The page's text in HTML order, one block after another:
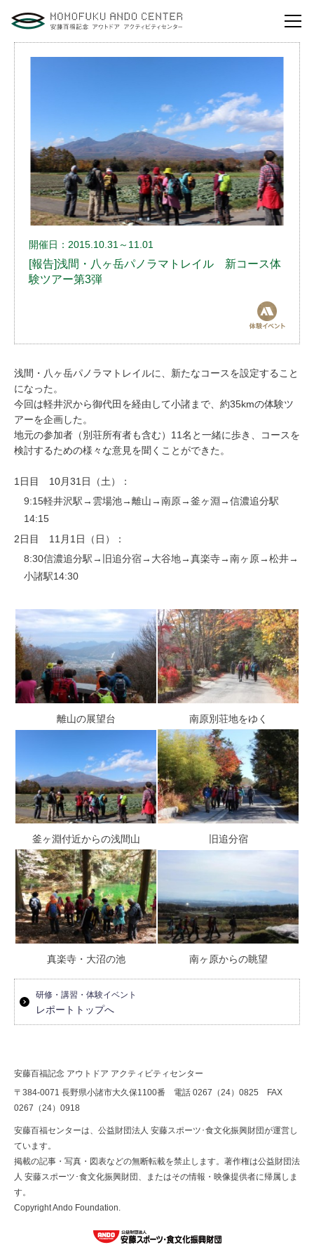
役割とビジョン
研修・講演
体験イベント
安藤百福センターのご案内
アクセスマップ
よくあるご質問
開催日：2015.10.31～11.01
[報告]浅間・八ヶ岳パノラマトレイル 新コース体
験ツアー第3弾
浅間・八ヶ岳パノラマトレイルに、新たなコースを設定すること
になった。
今回は軽井沢から御代田を経由して小諸まで、約35kmの体験ツ
アーを企画した。
地元の参加者（別荘所有者も含む）11名と一緒に歩き、コースを
検討するための様々な意見を聞くことができた。
1日目 10月31日（土）：
9:15軽井沢駅→雲場池→離山→南原→釜ヶ淵→信濃追分駅
14:15
2日目 11月1日（日）：
8:30信濃追分駅→旧追分宿→大谷地→真楽寺→南ヶ原→松井→
小諸駅14:30
離山の展望台 南原別荘地をゆく
釜ヶ淵付近からの浅間山 旧追分宿
真楽寺・大沼の池 南ヶ原からの眺望
研修・講習・体験イベント
レポートトップへ
安藤百福記念 アウトドア アクティビティセンター
〒384-0071 長野県小諸市大久保1100番 電話 0267（24）0825 FAX
0267（24）0918
安藤百福センターは、公益財団法人 安藤スポーツ･食文化振興財団が運営し
ています。
掲載の記事・写真・図表などの無断転載を禁止します。著作権は公益財団法
人 安藤スポーツ･食文化振興財団、またはその情報・映像提供者に帰属しま
す。
Copyright Ando Foundation.